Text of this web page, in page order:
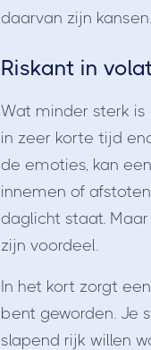
daarvan zijn
Riskant in
Wat minder sterk
in zeer korte tijd
de emoties, kan
innemen of
daglicht staat.
zijn voordeel.
In het kort zorgt
bent geworden. Je
slapend rijk willen